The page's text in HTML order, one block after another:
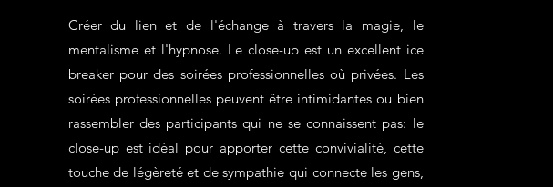
Créer du lien et de l'échange à travers la magie, le
mentalisme et l'hypnose. Le close-up est un excellent ice
breaker pour des soirées professionnelles où privées. Les
soirées professionnelles peuvent être intimidantes ou bien
rassembler des participants qui ne se connaissent pas: le
close-up est idéal pour apporter cette convivialité, cette
touche de légèreté et de sympathie qui connecte les gens,